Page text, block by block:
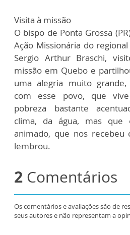
Visita à missão
O bispo de Ponta Grossa
Ação Missionária do
Sergio Arthur Braschi,
missão em Quebo e
uma alegria muito
com esse povo, que
pobreza bastante
clima, da água, mas
animado, que nos recebeu
lembrou.
2 Comentários
Os comentários e avaliações são de
seus autores e não representam a